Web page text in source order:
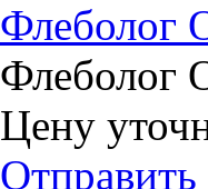
​Флеболог
​Флеболог
Цену
Отправить